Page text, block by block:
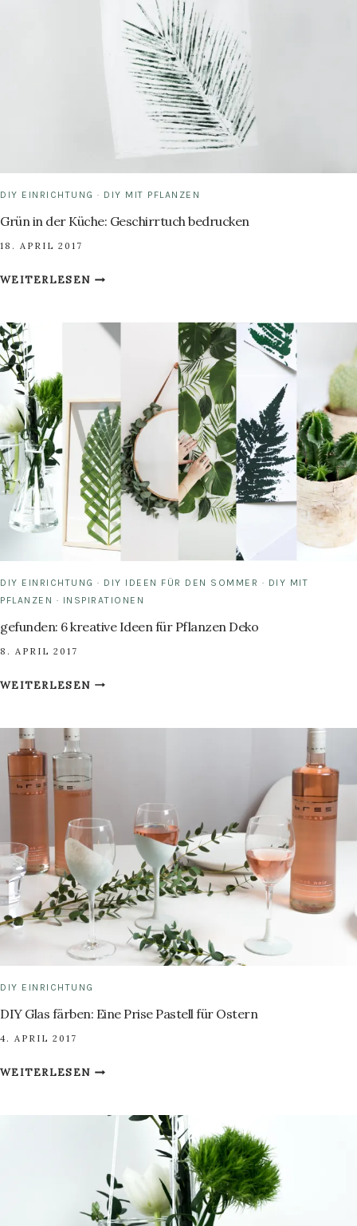
PRINT
DIY EINRICHTUNG · DIY MIT PFLANZEN
Grün in der Küche: Geschirrtuch bedrucken
18. APRIL 2017
WEITERLESENGRÜN
KÜCHE:
GESCHIRRTUCH
DIY EINRICHTUNG · DIY IDEEN FÜR DEN SOMMER · DIY MIT
PFLANZEN · INSPIRATIONEN
gefunden: 6 kreative Ideen für Pflanzen Deko
8. APRIL 2017
WEITERLESENGEFUNDEN:
FÜR
PFLANZEN
DEKO
DIY EINRICHTUNG
DIY Glas färben: Eine Prise Pastell für Ostern
4. APRIL 2017
WEITERLESENDIY
FÜR
OSTERN